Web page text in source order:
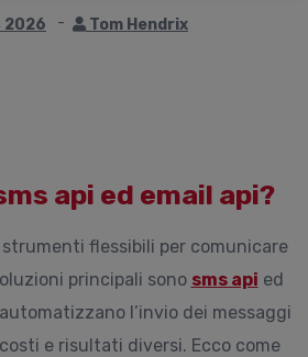
2026 Tom Hendrix
api ed email api?
flessibili per comunicare
principali sono sms api ed
l’invio dei messaggi
e risultati diversi. Ecco come